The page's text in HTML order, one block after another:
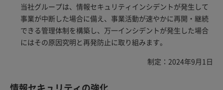
当社グループは、情報セキュリティインシデントが発生して
事業が中断した場合に備え、事業活動が速やかに再開・継続
できる管理体制を構築し、万一インシデントが発生した場合
にはその原因究明と再発防止に取り組みます。
制定：2024年9月1日